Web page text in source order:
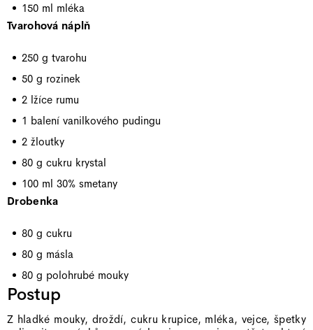
150 ml mléka
Tvarohová náplň
250 g tvarohu
50 g rozinek
2 lžíce rumu
1 balení vanilkového pudingu
2 žloutky
80 g cukru krystal
100 ml 30% smetany
Drobenka
80 g cukru
80 g másla
80 g polohrubé mouky
Postup
Z hladké mouky, droždí, cukru krupice, mléka, vejce, špetky